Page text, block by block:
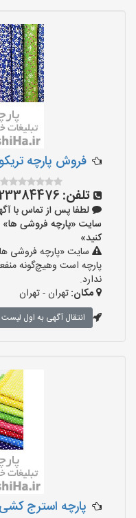
فروش پارچه
تلفن:
لطفا پس از تماس با
کنید»
سایت «پارچه فروشی
پارچه است وهیچ‌گونه
ندارد.
مکان:تهران - تهران
انتقال آگهی به اول
پارچه استرج کشی